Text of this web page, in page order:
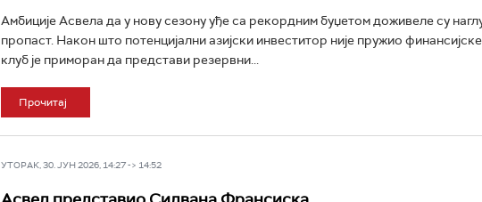
Амбиције Асвела да у нову сезону уђе са рекордним буџетом доживеле су
пропаст. Након што потенцијални азијски инвеститор није пружио финансијске
клуб је приморан да представи резервни...
Прочитај
УТОРАК, 30. ЈУН 2026, 14:27 -> 14:52